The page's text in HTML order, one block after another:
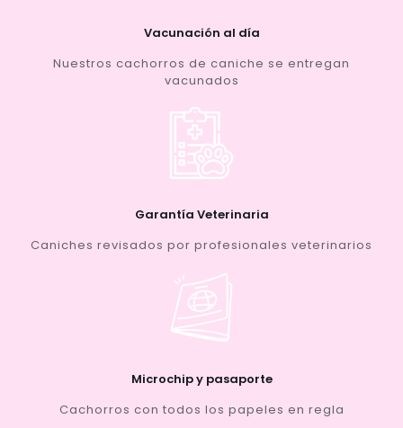
Vacunación al día
Nuestros cachorros de caniche se entregan
vacunados
Garantía Veterinaria
Caniches revisados por profesionales veterinarios
Microchip y pasaporte
Cachorros con todos los papeles en regla